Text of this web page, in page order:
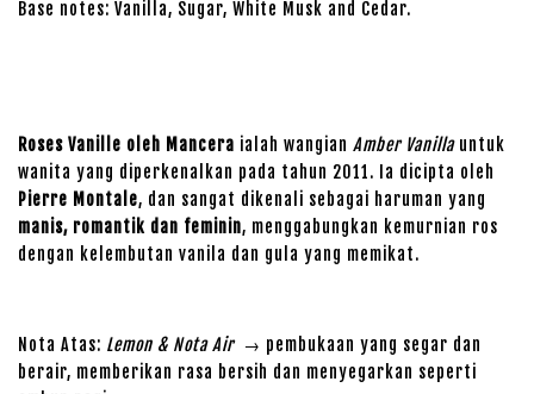
Base notes: Vanilla, Sugar, White Musk and Cedar.
Roses Vanille oleh Mancera ialah wangian Amber Vanillauntuk
wanita yang diperkenalkan pada tahun 2011. Ia dicipta oleh
Pierre Montale, dan sangat dikenali sebagai haruman yang
manis, romantik dan feminin, menggabungkan kemurnian ros
dengan kelembutan vanila dan gula yang memikat.
Nota Atas: Lemon & Nota Air→ pembukaan yang segar dan
berair, memberikan rasa bersih dan menyegarkan seperti